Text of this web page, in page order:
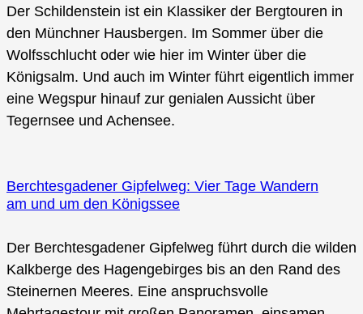
Der Schildenstein ist ein Klassiker der Bergtouren in
den Münchner Hausbergen. Im Sommer über die
Wolfsschlucht oder wie hier im Winter über die
Königsalm. Und auch im Winter führt eigentlich immer
eine Wegspur hinauf zur genialen Aussicht über
Tegernsee und Achensee.
Berchtesgadener Gipfelweg: Vier Tage Wandern
am und um den Königssee
Der Berchtesgadener Gipfelweg führt durch die wilden
Kalkberge des Hagengebirges bis an den Rand des
Steinernen Meeres. Eine anspruchsvolle